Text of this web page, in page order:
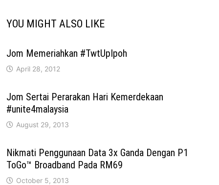
YOU MIGHT ALSO LIKE
Jom Memeriahkan #TwtUpIpoh
April 28, 2012
Jom Sertai Perarakan Hari Kemerdekaan
#unite4malaysia
August 29, 2013
Nikmati Penggunaan Data 3x Ganda Dengan P1
ToGo™ Broadband Pada RM69
October 5, 2013